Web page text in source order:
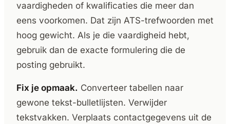
vaardigheden of kwalificaties die meer dan
eens voorkomen. Dat zijn ATS-trefwoorden met
hoog gewicht. Als je die vaardigheid hebt,
gebruik dan de exacte formulering die de
posting gebruikt.
Fix je opmaak. Converteer tabellen naar
gewone tekst-bulletlijsten. Verwijder
tekstvakken. Verplaats contactgegevens uit de